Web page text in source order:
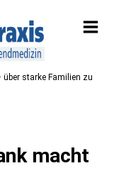
starke Familien zu
macht